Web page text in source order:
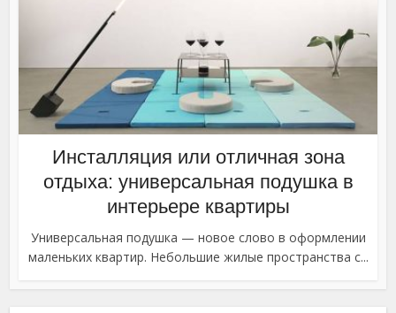
Инсталляция или отличная зона
отдыха: универсальная подушка в
интерьере квартиры
Универсальная подушка — новое слово в оформлении
маленьких квартир. Небольшие жилые пространства с...